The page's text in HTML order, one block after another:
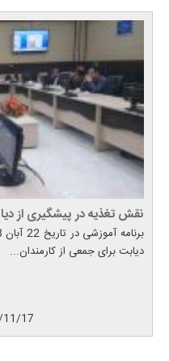
نقش تغذیه در پیشگیری از
دیابت برای جمعی از کارمندان...
- 14:58